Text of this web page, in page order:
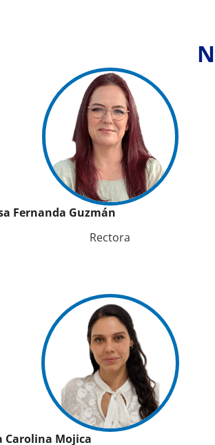
Fernanda Guzmán
Rectora
Carolina Mojica